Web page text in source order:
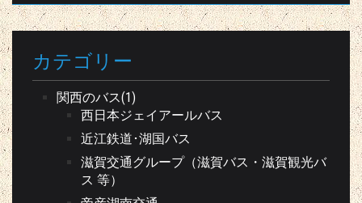
カテゴリー
関西のバス(1)
西日本ジェイアールバス
近江鉄道･湖国バス
滋賀交通グループ（滋賀バス・滋賀観光バ
ス 等）